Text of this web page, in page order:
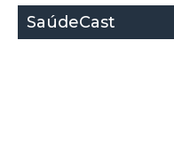
SaúdeCast